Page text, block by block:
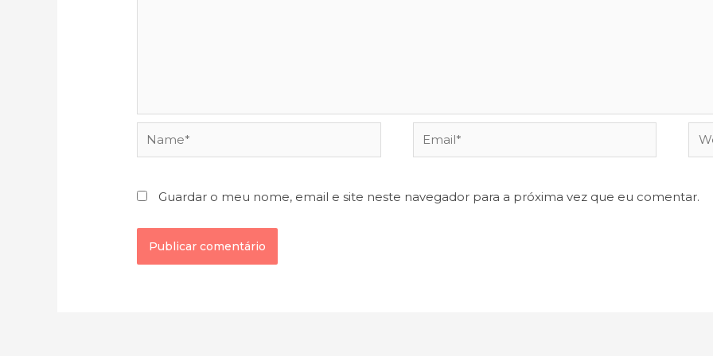
Name* Email*
Guardar o meu nome, email e site neste navegador para a próxima vez que eu comentar.